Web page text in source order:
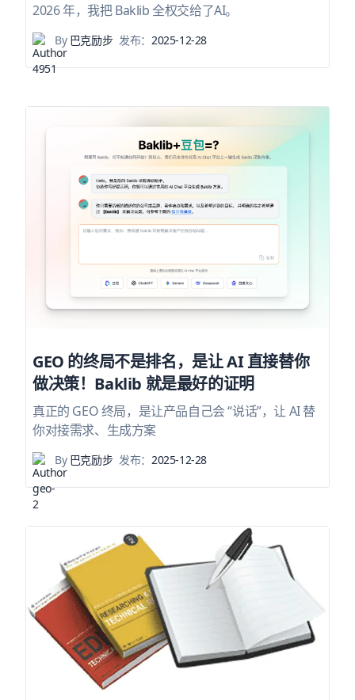
2026 年，我把 Baklib 全权交给了AI。
By巴克励步 发布： 2025-12-28
GEO 的终局不是排名，是让 AI 直接替你
做决策！Baklib 就是最好的证明
真正的 GEO 终局，是让产品自己会 “说话”，让 AI 替
你对接需求、生成方案
By巴克励步 发布：2025-12-28